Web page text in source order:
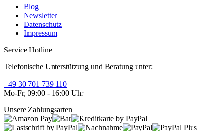
Blog
Newsletter
Datenschutz
Impressum
Service Hotline
Telefonische Unterstützung und Beratung unter:
+49 30 701 739 110
Mo-Fr, 09:00 - 16:00 Uhr
Unsere Zahlungsarten